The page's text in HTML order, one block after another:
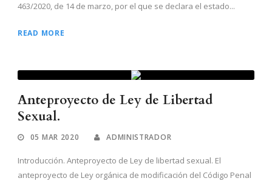
463/2020, de 14 de marzo, por el que se declara el estado...
READ MORE
Anteproyecto de Ley de Libertad
Sexual.
05 MAR 2020 ADMINISTRADOR
Introducción. Anteproyecto de Ley de libertad sexual. El
anteproyecto de Ley orgánica de modificación del Código Penal